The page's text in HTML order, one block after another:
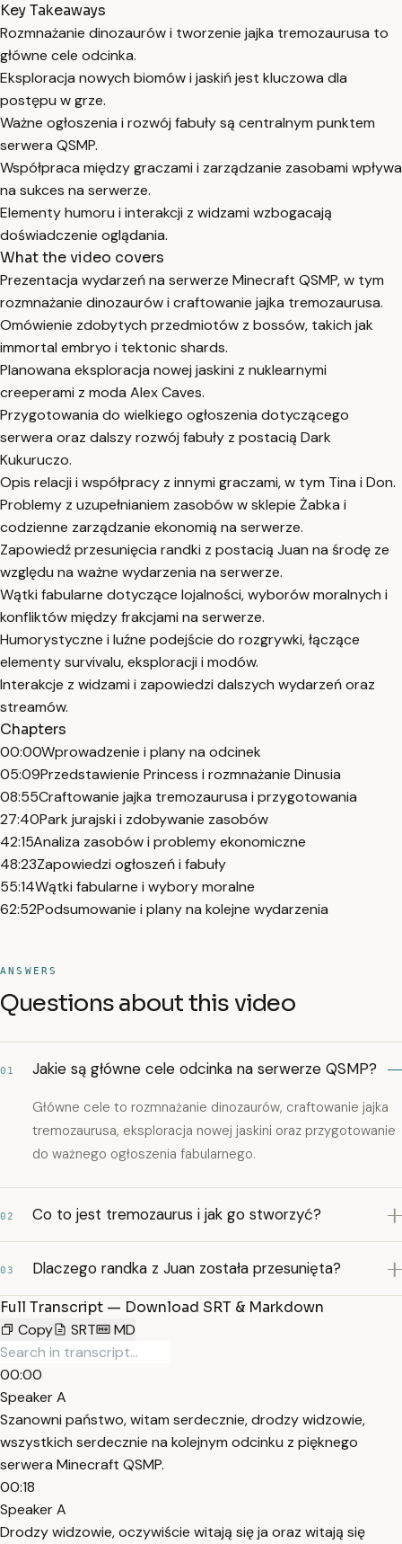
Key Takeaways
Rozmnażanie dinozaurów i tworzenie jajka tremozaurusa to
główne cele odcinka.
Eksploracja nowych biomów i jaskiń jest kluczowa dla
postępu w grze.
Ważne ogłoszenia i rozwój fabuły są centralnym punktem
serwera QSMP.
Współpraca między graczami i zarządzanie zasobami wpływa
na sukces na serwerze.
Elementy humoru i interakcji z widzami wzbogacają
doświadczenie oglądania.
What the video covers
Prezentacja wydarzeń na serwerze Minecraft QSMP, w tym
rozmnażanie dinozaurów i craftowanie jajka tremozaurusa.
Omówienie zdobytych przedmiotów z bossów, takich jak
immortal embryo i tektonic shards.
Planowana eksploracja nowej jaskini z nuklearnymi
creeperami z moda Alex Caves.
Przygotowania do wielkiego ogłoszenia dotyczącego
serwera oraz dalszy rozwój fabuły z postacią Dark
Kukuruczo.
Opis relacji i współpracy z innymi graczami, w tym Tina i Don.
Problemy z uzupełnianiem zasobów w sklepie Żabka i
codzienne zarządzanie ekonomią na serwerze.
Zapowiedź przesunięcia randki z postacią Juan na środę ze
względu na ważne wydarzenia na serwerze.
Wątki fabularne dotyczące lojalności, wyborów moralnych i
konfliktów między frakcjami na serwerze.
Humorystyczne i luźne podejście do rozgrywki, łączące
elementy survivalu, eksploracji i modów.
Interakcje z widzami i zapowiedzi dalszych wydarzeń oraz
streamów.
Chapters
00:00Wprowadzenie i plany na odcinek
05:09Przedstawienie Princess i rozmnażanie Dinusia
08:55Craftowanie jajka tremozaurusa i przygotowania
27:40Park jurajski i zdobywanie zasobów
42:15Analiza zasobów i problemy ekonomiczne
48:23Zapowiedzi ogłoszeń i fabuły
55:14Wątki fabularne i wybory moralne
62:52Podsumowanie i plany na kolejne wydarzenia
ANSWERS
Questions about this video
01 Jakie są główne cele odcinka na serwerze QSMP?
Główne cele to rozmnażanie dinozaurów, craftowanie jajka
tremozaurusa, eksploracja nowej jaskini oraz przygotowanie
do ważnego ogłoszenia fabularnego.
02 Co to jest tremozaurus i jak go stworzyć?
03 Dlaczego randka z Juan została przesunięta?
Full Transcript — Download SRT & Markdown
Copy
SRT MD
00:00
Speaker A
Szanowni państwo, witam serdecznie, drodzy widzowie,
wszystkich serdecznie na kolejnym odcinku z pięknego
serwera Minecraft QSMP.
00:18
Speaker A
Drodzy widzowie, oczywiście witają się ja oraz witają się